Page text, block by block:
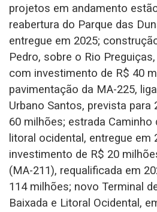
projetos em andamento
reabertura do Parque das
entregue em 2025;
Pedro, sobre o Rio
com investimento de R$ 40
pavimentação da MA-225,
Urbano Santos, prevista para
60 milhões; estrada Caminho
litoral ocidental, entregue em
investimento de R$ 20
(MA-211), requalificada em
114 milhões; novo Terminal
Baixada e Litoral Ocidental,